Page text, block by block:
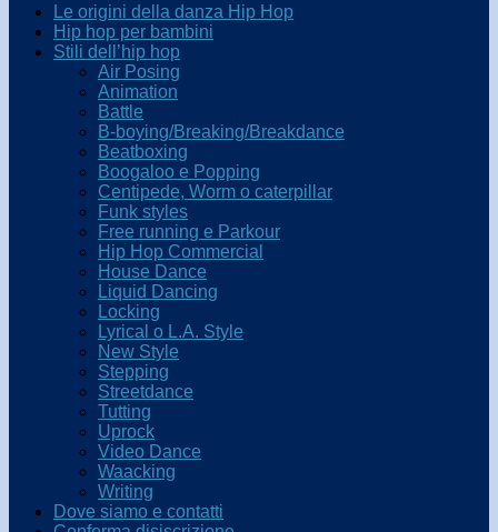
Le origini della danza Hip Hop
Hip hop per bambini
Stili dell’hip hop
Air Posing
Animation
Battle
B-boying/Breaking/Breakdance
Beatboxing
Boogaloo e Popping
Centipede, Worm o caterpillar
Funk styles
Free running e Parkour
Hip Hop Commercial
House Dance
Liquid Dancing
Locking
Lyrical o L.A. Style
New Style
Stepping
Streetdance
Tutting
Uprock
Video Dance
Waacking
Writing
Dove siamo e contatti